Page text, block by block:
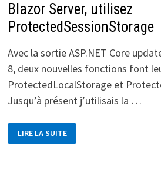
Blazor Server, utilisez
ProtectedSessionStorage
Avec la sortie ASP.NET Core
8, deux nouvelles fonctions font
ProtectedLocalStorage et
Jusqu’à présent j’utilisais la …
SERVER,
UTILISEZ
LIRE LA SUITE